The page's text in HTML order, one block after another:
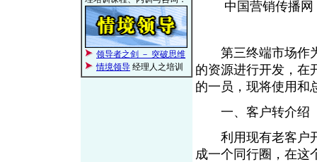
领导者之剑 － 突破思维
情境领导 经理人之培训
中国营销传播
第三终端市场作为
的资源进行开发，在
的一员，现将使用和
一、客户转介绍
利用现有老客户开
成一个同行圈，在这